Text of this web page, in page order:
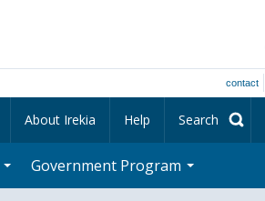
contact
About Irekia Help Search
Government Program